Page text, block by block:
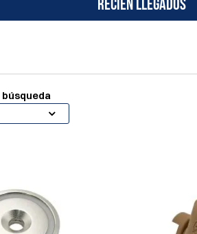
RECIÉN LLEGADOS